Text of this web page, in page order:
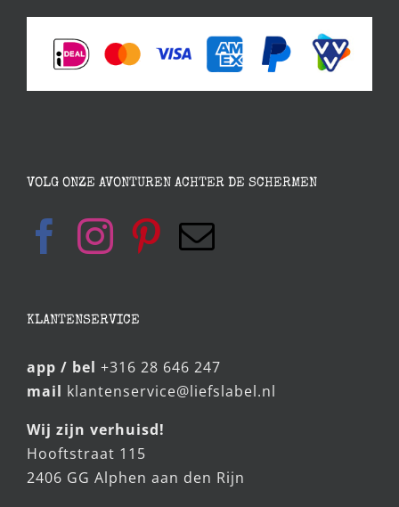
VOLG ONZE AVONTUREN ACHTER DE SCHERMEN
KLANTENSERVICE
app / bel +316 28 646 247
mail klantenservice@liefslabel.nl
Wij zijn verhuisd!
Hooftstraat 115
2406 GG Alphen aan den Rijn